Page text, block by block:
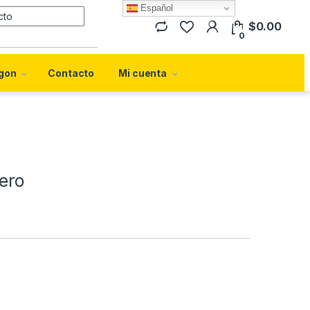
Search for:
0
$0.00
Contacto Mi cuenta
Español